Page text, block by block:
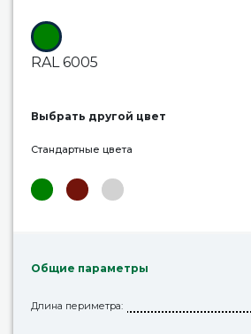
RAL 6005
Выбрать другой цвет
Стандартные цвета
Общие параметры
Длина периметра: